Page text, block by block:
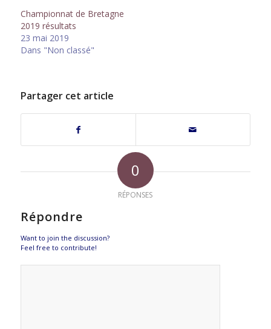
Championnat de Bretagne
2019 résultats
23 mai 2019
Dans "Non classé"
Partager cet article
0
RÉPONSES
Répondre
Want to join the discussion?
Feel free to contribute!